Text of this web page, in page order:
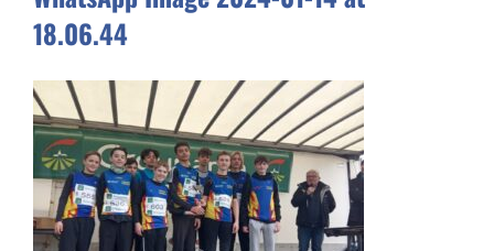
18.06.44